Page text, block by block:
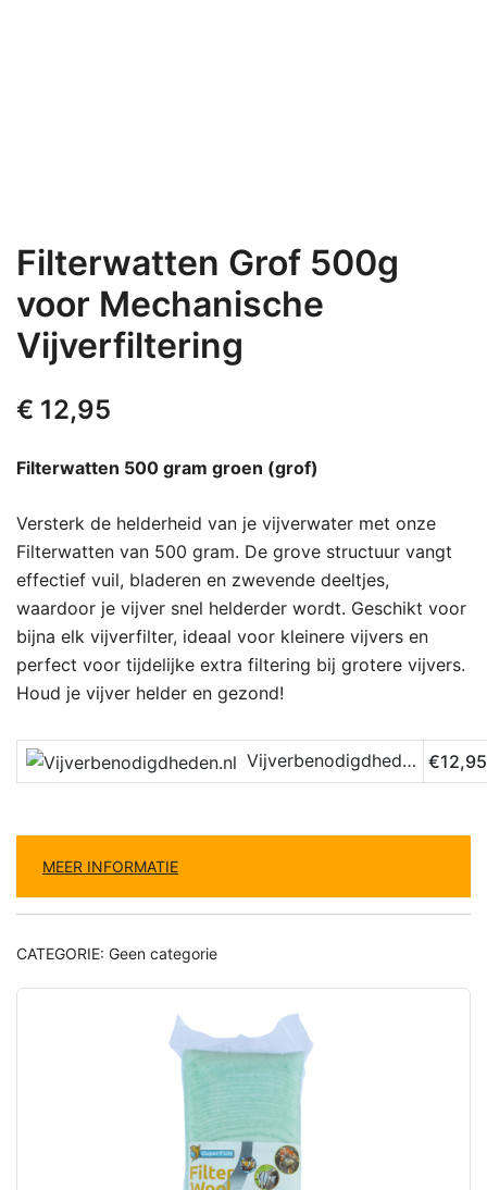
Filterwatten Grof 500g
voor Mechanische
Vijverfiltering
€ 12,95
Filterwatten 500 gram groen (grof)
Versterk de helderheid van je vijverwater met onze
Filterwatten van 500 gram. De grove structuur vangt
effectief vuil, bladeren en zwevende deeltjes,
waardoor je vijver snel helderder wordt. Geschikt voor
bijna elk vijverfilter, ideaal voor kleinere vijvers en
perfect voor tijdelijke extra filtering bij grotere vijvers.
Houd je vijver helder en gezond!
Vijverbenodigdheden.nl €12,95
MEER INFORMATIE
CATEGORIE: Geen categorie